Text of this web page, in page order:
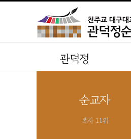
관덕정
순교자
복자 11위